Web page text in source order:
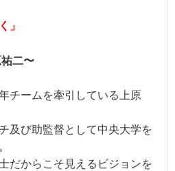
」
二〜
チームを牽引している上原
及び助監督として中央大学を
だからこそ見えるビジョンを